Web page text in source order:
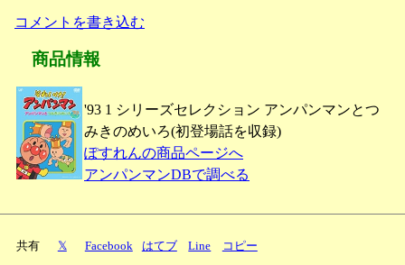
コメントを書き込む
商品情報
'93 1 シリーズセレクション アンパンマンとつ
みきのめいろ(初登場話を収録)
ぽすれんの商品ページへ
アンパンマンDBで調べる
共有 𝕏 Facebook はてブ Line コピー